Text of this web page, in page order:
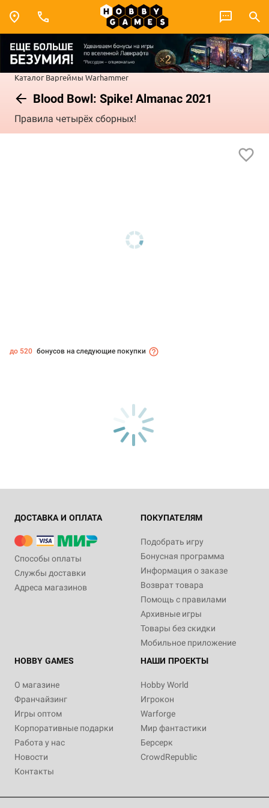
Каталог Варгеймы Warhammer
Blood Bowl: Spike! Almanac 2021
Правила четырёх сборных!
до 520 бонусов на следующие покупки
ДОСТАВКА И ОПЛАТА
Способы оплаты
Службы доставки
Адреса магазинов
ПОКУПАТЕЛЯМ
Подобрать игру
Бонусная программа
Информация о заказе
Возврат товара
Помощь с правилами
Архивные игры
Товары без скидки
Мобильное приложение
HOBBY GAMES
О магазине
Франчайзинг
Игры оптом
Корпоративные подарки
Работа у нас
Новости
Контакты
НАШИ ПРОЕКТЫ
Hobby World
Игрокон
Warforge
Мир фантастики
Берсерк
CrowdRepublic